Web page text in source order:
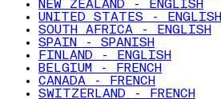
NEW ZEALAND - ENGLISH
UNITED STATES - ENGLISH
SOUTH AFRICA - ENGLISH
SPAIN - SPANISH
FINLAND - ENGLISH
BELGIUM - FRENCH
CANADA - FRENCH
SWITZERLAND - FRENCH